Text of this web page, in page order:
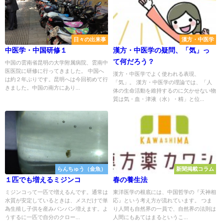
日々の出来事
中医学・中国研修１
中国の雲南省昆明の大学附属病院、雲南中
医医院に研修に行ってきました。 中国へ
は約２年ぶりです。昆明へは今回初めて行
きました。中国の南方にあり...
漢方・中医学
漢方・中医学の疑問、「気」っ
て何だろう？
漢方・中医学でよく使われる表現、
「気」。 漢方・中医学の理論では、「人
体の生命活動を維持するのに欠かせない物
質は気・血・津液（水）・精」と位...
らんちゅう（金魚）
１匹でも増えるミジンコ
ミジンコって一匹で増えるんです。通常は
水質が安定しているときは、メスだけで単
為生殖し子供を産みバンバン増えます。よ
うするに一匹で自分のクロー...
新聞掲載コラム
春の養生法
東洋医学の根底には、中国哲学の『天神相
応』という考え方が流れています。 つま
り人間も自然界の一員で、自然界の法則は
人間にもあてはまるというこ...